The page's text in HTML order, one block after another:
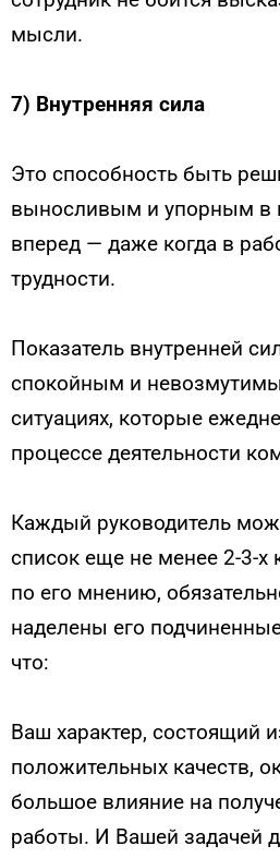
мысли.
7) Внутренняя сила
Это способность быть
выносливым и упорным в
вперед — даже когда в
трудности.
Показатель внутренней
спокойным и
ситуациях, которые
процессе деятельности
Каждый руководитель
список еще не менее 2-3-х
по его мнению,
наделены его
что:
Ваш характер, состоящий
положительных качеств,
большое влияние на
работы. И Вашей задачей